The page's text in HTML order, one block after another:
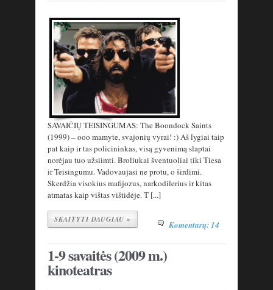
SAVAIČIŲ TEISINGUMAS: The Boondock Saints
(1999) – ooo mamyte, svajonių vyrai! :) Aš lygiai taip
pat kaip ir tas policininkas, visą gyvenimą slaptai
norėjau tuo užsiimti. Broliukai šventuoliai tiki Tiesa
ir Teisingumu. Vadovaujasi ne protu, o širdimi.
Skerdžia visokius mafijozus, narkodilerius ir kitas
atmatas kaip vištas vištidėje. T [...]
SKAITYTI DAUGIAU » Komentarų: 14
1-9 savaitės (2009 m.)
kinoteatras